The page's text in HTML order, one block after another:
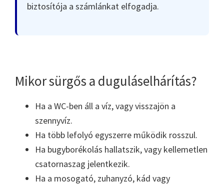
biztosítója a számlánkat elfogadja.
Mikor sürgős a duguláselhárítás?
Ha a WC-ben áll a víz, vagy visszajön a
szennyvíz.
Ha több lefolyó egyszerre működik rosszul.
Ha bugyborékolás hallatszik, vagy kellemetlen
csatornaszag jelentkezik.
Ha a mosogató, zuhanyzó, kád vagy